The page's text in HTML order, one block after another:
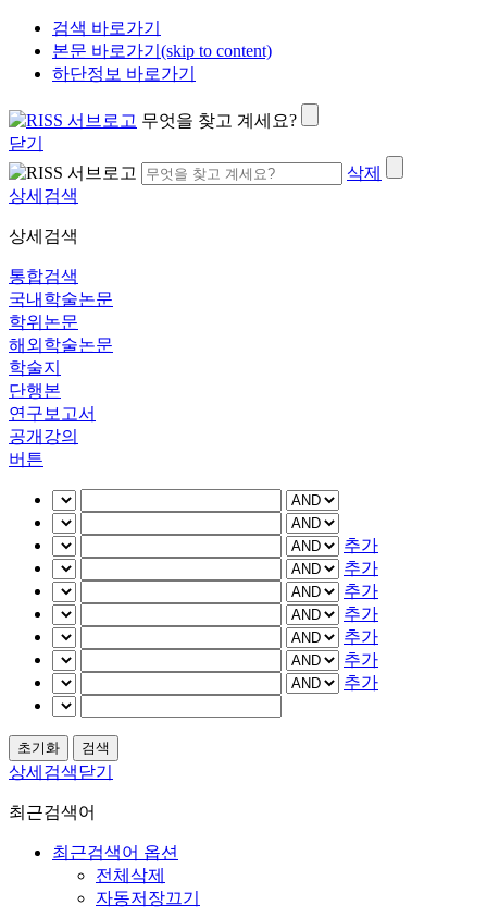
검색 바로가기
본문 바로가기(skip to content)
하단정보 바로가기
무엇을 찾고 계세요?
닫기
삭제
상세검색
상세검색
통합검색
국내학술논문
학위논문
해외학술논문
학술지
단행본
연구보고서
공개강의
버튼
추가
추가
추가
추가
추가
추가
추가
상세검색닫기
최근검색어
최근검색어 옵션
전체삭제
자동저장끄기